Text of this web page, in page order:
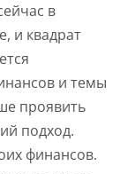
в
и квадрат
и темы
проявить
подход.
финансов.